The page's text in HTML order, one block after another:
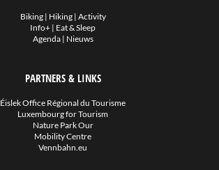
Biking| Hiking| Activity
Info+ | Eat & Sleep
Agenda| Nieuws
PARTNERS & LINKS
Éislek Office Régional du Tourisme
Luxembourg for Tourism
Nature Park Our
Mobility Centre
Vennbahn.eu